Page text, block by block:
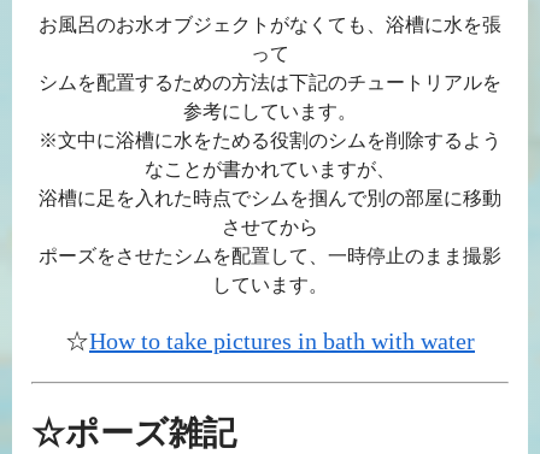
お風呂のお水オブジェクトがなくても、浴槽に水を張
って
シムを配置するための方法は下記のチュートリアルを
参考にしています。
※文中に浴槽に水をためる役割のシムを削除するよう
なことが書かれていますが、
浴槽に足を入れた時点でシムを掴んで別の部屋に移動
させてから
ポーズをさせたシムを配置して、一時停止のまま撮影
しています。
☆How to take pictures in bath with water
☆ポーズ雑記